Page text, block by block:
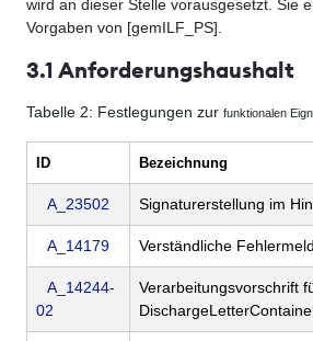
wird an dieser Stelle vorausgesetzt. Sie
Vorgaben von [gemILF_PS].
3.1 Anforderungshaushalt
Tabelle 2: Festlegungen zur funktionalen
ID Bezeichnung
A_23502 Signaturerstellung im
A_14179 Verständliche
A_14244-
02
Verarbeitungsvorschrift